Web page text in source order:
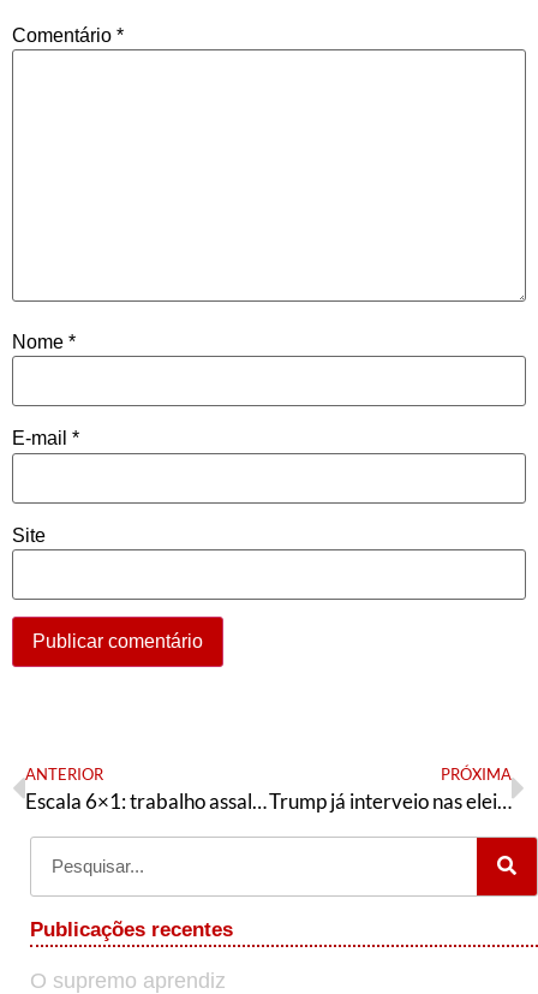
Comentário *
Nome *
E-mail *
Site
ANTERIOR
Escala 6×1: trabalho assalariado e escravidão
PRÓXIMA
Trump já interveio nas eleições brasileiras
Publicações recentes
O supremo aprendiz